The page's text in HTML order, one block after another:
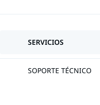
SERVICIOS
SOPORTE TÉCNICO